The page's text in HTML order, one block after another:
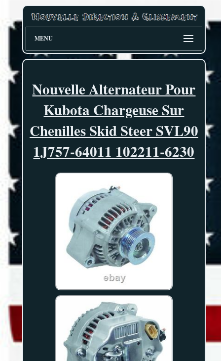
MENU
Nouvelle Alternateur Pour
Kubota Chargeuse Sur
Chenilles Skid Steer SVL90
1J757-64011 102211-6230